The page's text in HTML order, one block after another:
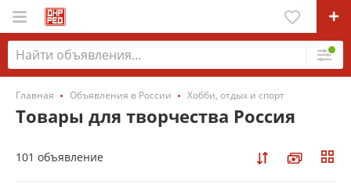
Главная Объявления в России Хобби, отдых и спорт
Товары для творчества Россия
101 объявление